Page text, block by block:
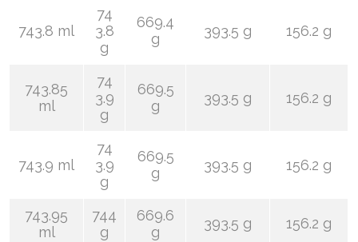
743.8 ml
74
3.8
g
669.4
g
393.5 g 156.2 g
743.85
ml
74
3.9
g
669.5
g
393.5 g 156.2 g
743.9 ml
74
3.9
g
669.5
g
393.5 g 156.2 g
743.95
ml
744
g
669.6
g
393.5 g 156.2 g